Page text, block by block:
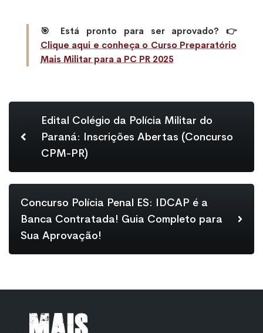
🎯 Está pronto para ser aprovado? 👉
Clique aqui e conheça o Curso Preparatório
Mais Militar para a PC PR 2025
Edital Colégio da Polícia Militar do
Paraná: Inscrições Abertas (Concurso
CPM-PR)
Concurso Polícia Penal ES: IDCAP é a
Banca Contratada! Guia Completo para
Sua Aprovação!